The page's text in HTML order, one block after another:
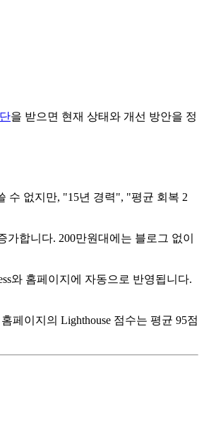
을 받으면 현재 상태와 개선 방안을 정
수 없지만, "15년 경력", "평균 회복 2
합니다. 200만원대에는 블로그 없이
와 홈페이지에 자동으로 반영됩니다.
페이지의 Lighthouse 점수는 평균 95점